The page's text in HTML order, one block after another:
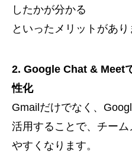
したかが分かる
といったメリットがあり
2. Google Chat & Meet
性化
Gmailだけでなく、
活用することで、チー
やすくなります。